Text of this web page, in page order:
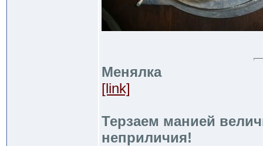
Менялка
[link]
Терзаем манией
неприличия!